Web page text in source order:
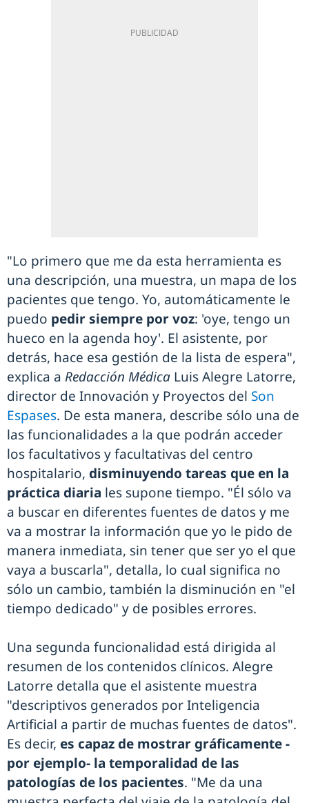
"Lo primero que me da esta herramienta es
una descripción, una muestra, un mapa de los
pacientes que tengo. Yo, automáticamente le
puedo pedir siempre por voz: 'oye, tengo un
hueco en la agenda hoy'. El asistente, por
detrás, hace esa gestión de la lista de espera",
explica a Redacción Médica Luis Alegre Latorre,
director de Innovación y Proyectos del Son
Espases. De esta manera, describe sólo una de
las funcionalidades a la que podrán acceder
los facultativos y facultativas del centro
hospitalario, disminuyendo tareas que en la
práctica diaria les supone tiempo. "Él sólo va
a buscar en diferentes fuentes de datos y me
va a mostrar la información que yo le pido de
manera inmediata, sin tener que ser yo el que
vaya a buscarla", detalla, lo cual significa no
sólo un cambio, también la disminución en "el
tiempo dedicado" y de posibles errores.
Una segunda funcionalidad está dirigida al
resumen de los contenidos clínicos. Alegre
Latorre detalla que el asistente muestra
"descriptivos generados por Inteligencia
Artificial a partir de muchas fuentes de datos".
Es decir, es capaz de mostrar gráficamente -
por ejemplo- la temporalidad de las
patologías de los pacientes. "Me da una